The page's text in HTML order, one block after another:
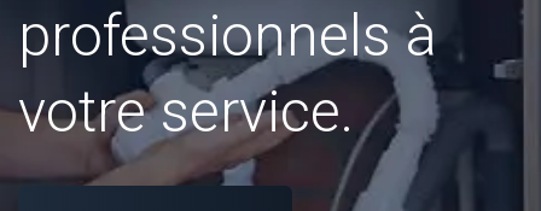
professionnels à
votre service.